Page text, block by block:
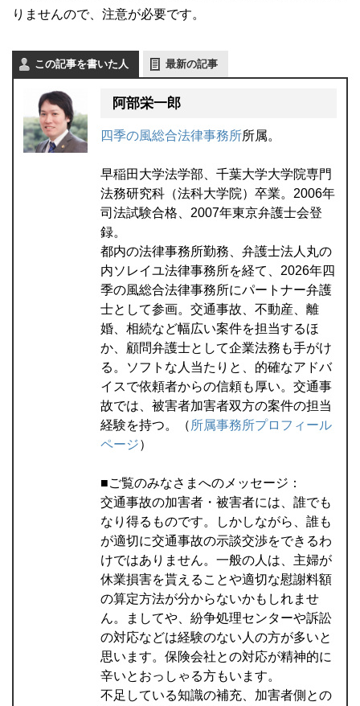
りませんので、注意が必要です。
この記事を書いた人 最新の記事
阿部栄一郎
四季の風総合法律事務所所属。
早稲田大学法学部、千葉大学大学院専門
法務研究科（法科大学院）卒業。2006年
司法試験合格、2007年東京弁護士会登
録。
都内の法律事務所勤務、弁護士法人丸の
内ソレイユ法律事務所を経て、2026年四
季の風総合法律事務所にパートナー弁護
士として参画。交通事故、不動産、離
婚、相続など幅広い案件を担当するほ
か、顧問弁護士として企業法務も手がけ
る。ソフトな人当たりと、的確なアドバ
イスで依頼者からの信頼も厚い。交通事
故では、被害者加害者双方の案件の担当
経験を持つ。（ 所属事務所プロフィール
ページ）
■ご覧のみなさまへのメッセージ：
交通事故の加害者・被害者には、誰でも
なり得るものです。しかしながら、誰も
が適切に交通事故の示談交渉をできるわ
けではありません。一般の人は、主婦が
休業損害を貰えることや適切な慰謝料額
の算定方法が分からないかもしれませ
ん。ましてや、紛争処理センターや訴訟
の対応などは経験のない人の方が多いと
思います。保険会社との対応が精神的に
辛いとおっしゃる方もいます。
不足している知識の補充、加害者側との